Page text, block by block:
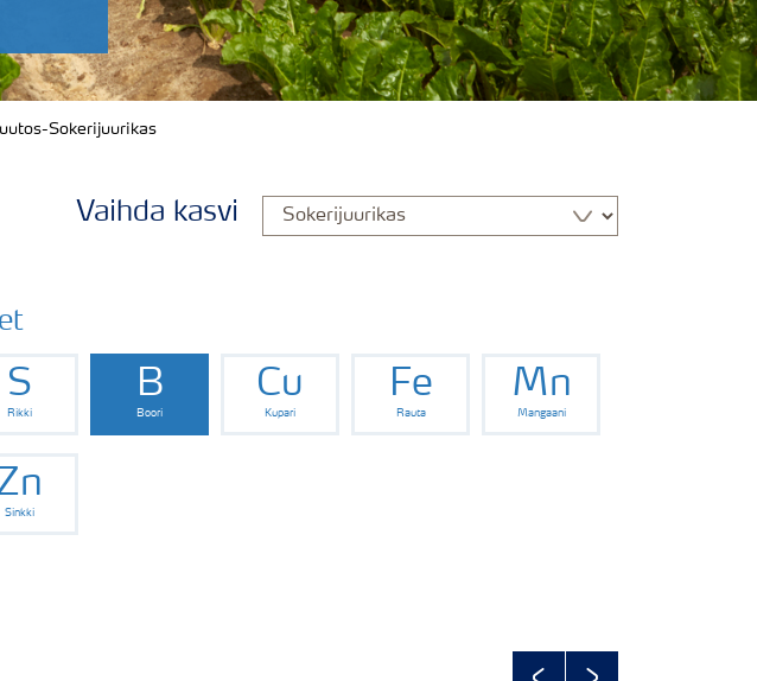
Sokerijuurikas
Vaihda kasvi
S
Rikki
B
Boori
Cu
Kupari
Fe
Rauta
Mn
Mangaani
Sinkki